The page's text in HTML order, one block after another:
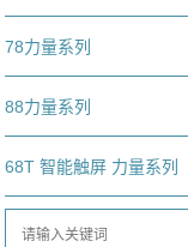
78力量系列
88力量系列
68T 智能触屏 力量系列